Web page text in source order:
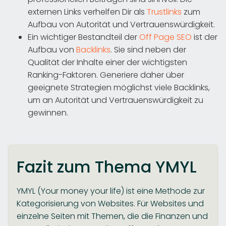
externen Links verhelfen Dir als Trustlinks zum
Aufbau von Autorität und Vertrauenswürdigkeit.
Ein wichtiger Bestandteil derOff Page SEO ist der
Aufbau von Backlinks. Sie sind neben der
Qualität der Inhalte einer der wichtigsten
Ranking-Faktoren. Generiere daher über
geeignete Strategien möglichst viele Backlinks,
um an Autorität und Vertrauenswürdigkeit zu
gewinnen.
Fazit zum Thema YMYL
YMYL (Your money your life) ist eine Methode zur
Kategorisierung von Websites. Für Websites und
einzelne Seiten mit Themen, die die Finanzen und